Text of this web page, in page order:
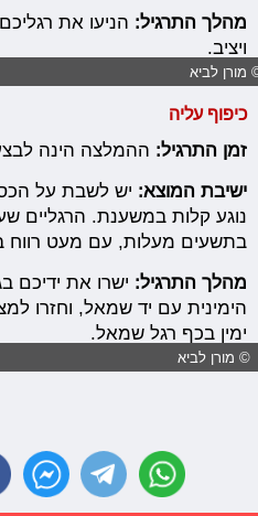
מהלך התרגיל: הניעו את
ויציב.
מורן לביא
כיפוף עליה
זמן התרגיל: ההמלצה הינה לבצע 20 עד 30
ישיבת המוצא: יש לשבת על
נוגע קלות במשענת. הרגליים
בתשעים מעלות, עם מעט רווח
מהלך התרגיל: ישרו את ידיכם
הימינית עם יד שמאל, וחזרו
ימין בכף רגל שמאל.
© מורן לביא